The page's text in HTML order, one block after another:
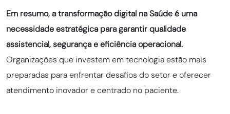
Em resumo, a transformação digital na Saúde é uma
necessidade estratégica para garantir qualidade
assistencial, segurança e eficiência operacional.
Organizações que investem em tecnologia estão mais
preparadas para enfrentar desafios do setor e oferecer
atendimento inovador e centrado no paciente.